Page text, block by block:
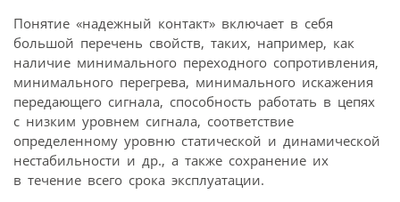
Понятие «надежный контакт» включает в себя
большой перечень свойств, таких, например, как
наличие минимального переходного сопротивления,
минимального перегрева, минимального искажения
передающего сигнала, способность работать в цепях
с низким уровнем сигнала, соответствие
определенному уровню статической и динамической
нестабильности и др., а также сохранение их
в течение всего срока эксплуатации.